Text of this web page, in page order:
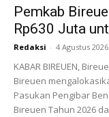
Pemkab
Rp630 Juta
Redaksi - 4 Agustus 2026
KABAR BIREUEN,
Bireuen
Pasukan Pengibar
Bireuen Tahun 2026